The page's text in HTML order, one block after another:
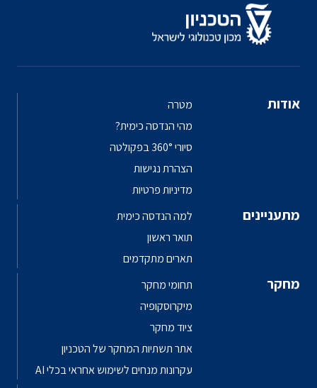
אודות
מטרה
מהי הנדסה כימית?
סיורי 360° בפקולטה
הצהרת נגישות
מדיניות פרטיות
מתעניינים
למה הנדסה כימית
תואר ראשון
תארים מתקדמים
מחקר
תחומי מחקר
מיקרוסקופיה
ציוד מחקר
אתר תשתיות המחקר של הטכניון
עקרונות מנחים לשימוש אחראי בכלי AI